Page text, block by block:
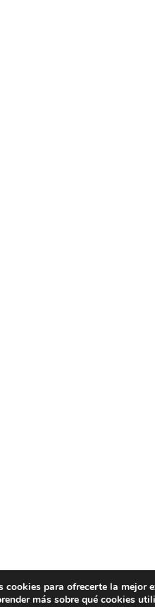
cookies para ofrecerte la mejor
más sobre qué cookies